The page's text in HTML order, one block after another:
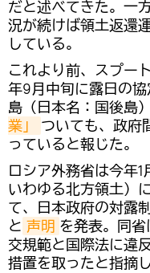
だと述べてきた。一
況が続けば領土返還
している。
これより前、スプー
年9月中旬に露日の
島（日本名：国後島
業」
ついても、政府
っていると報じた。
ロシア外務省は今年
いわゆる北方領土）
て、日本政府の対露
と 声明 を発表。同
交規範と国際法に違
措置を取ったと指摘し